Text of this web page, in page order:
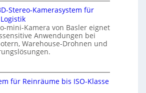
Stereo-Kamerasystem für
mini-Kamera von Basler eignet
Anwendungen bei
Warehouse-Drohnen und
für Reinräume bis ISO-Klasse